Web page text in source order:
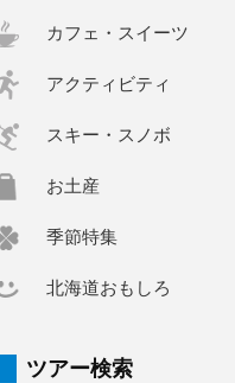
カフェ・スイーツ
アクティビティ
スキー・スノボ
お土産
季節特集
北海道おもしろ
ツアー検索